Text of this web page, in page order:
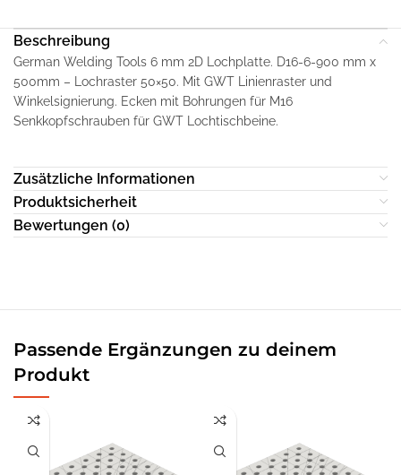
Beschreibung
German Welding Tools 6 mm 2D Lochplatte. D16-6-900 mm x
500mm – Lochraster 50×50. Mit GWT Linienraster und
Winkelsignierung. Ecken mit Bohrungen für M16
Senkkopfschrauben für GWT Lochtischbeine.
Zusätzliche Informationen
Produktsicherheit
Bewertungen (0)
Passende Ergänzungen zu deinem
Produkt